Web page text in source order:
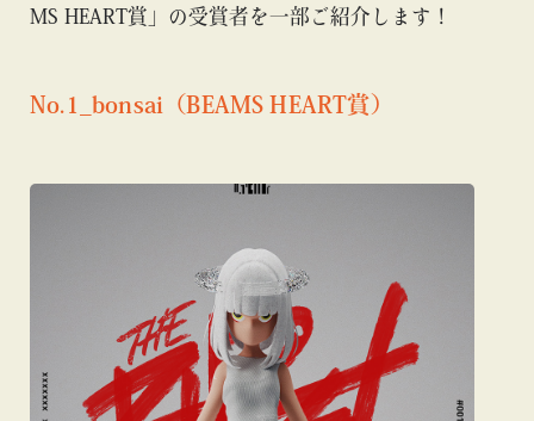
MS HEART賞」の受賞者を一部ご紹介します！
No.1_bonsai（BEAMS HEART賞）